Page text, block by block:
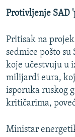
Protivljenje SAD
Pritisak na
sedmice pošto
koje učestvuju u
milijardi eura,
isporuka ruskog
kritičarima,
Ministar